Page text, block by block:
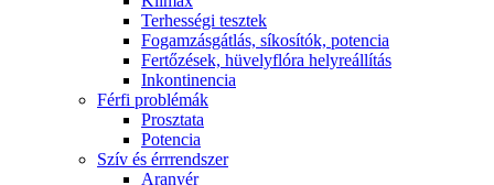
Terhességi tesztek
Fogamzásgátlás, síkosítók, potencia
Fertőzések, hüvelyflóra helyreállítás
Inkontinencia
Férfi problémák
Prosztata
Potencia
Szív és érrrendszer
Aranyér